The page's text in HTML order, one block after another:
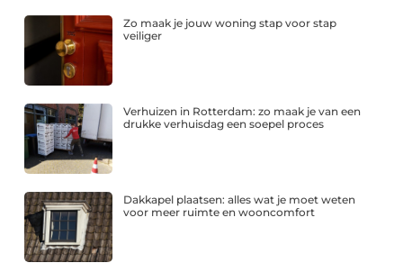
Zo maak je jouw woning stap voor stap
veiliger
Verhuizen in Rotterdam: zo maak je van een
drukke verhuisdag een soepel proces
Dakkapel plaatsen: alles wat je moet weten
voor meer ruimte en wooncomfort